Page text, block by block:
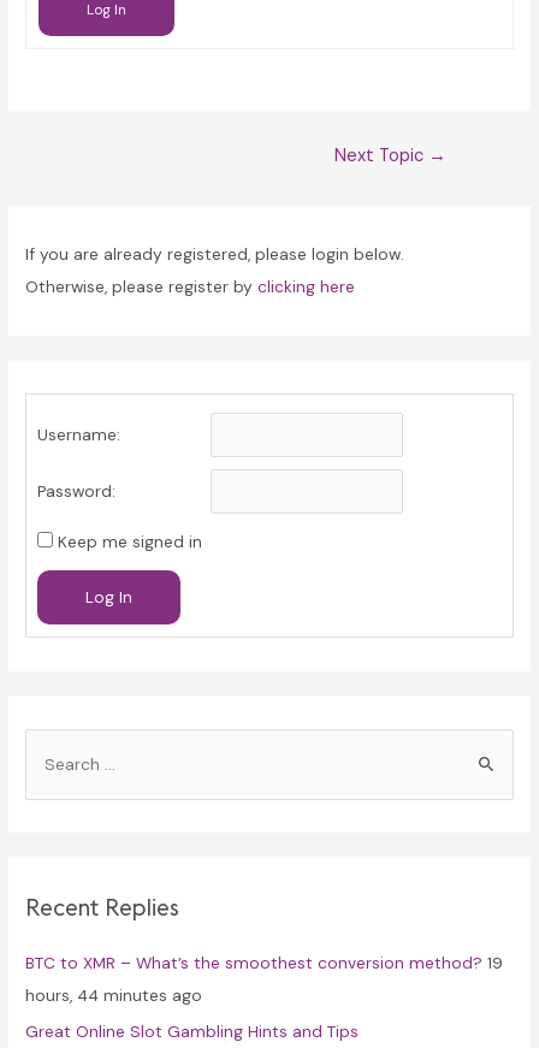
Log In
Next Topic →
If you are already registered, please login below.
Otherwise, please register byclicking here
Username:
Password:
Keep me signed in
Log In
h
o
r
:
Recent Replies
BTC to XMR – What’s the smoothest conversion method? 19
hours, 44 minutes ago
Great Online Slot Gambling Hints and Tips